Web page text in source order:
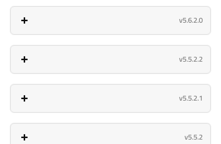
v5.6.2.0
v5.5.2.2
v5.5.2.1
v5.5.2